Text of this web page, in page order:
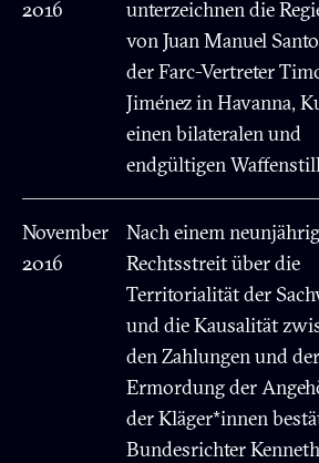
2016
unterzeichnen die
von Juan Manuel
der Farc-Vertreter
Jiménez in Havanna,
einen bilateralen und
endgültigen
November
2016
Nach einem
Rechtsstreit über die
Territorialität der
und die Kausalität
den Zahlungen und der
Ermordung der
der Kläger*innen
Bundesrichter